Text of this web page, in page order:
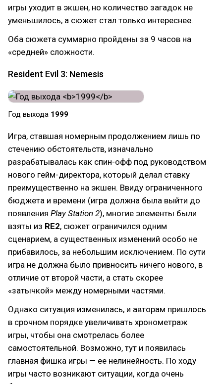
игры уходит в экшен, но количество загадок не
уменьшилось, а сюжет стал только интереснее.
Оба сюжета суммарно пройдены за 9 часов на
«средней» сложности.
Resident Evil 3: Nemesis
Год выхода 1999
Игра, ставшая номерным продолжением лишь по
стечению обстоятельств, изначально
разрабатывалась как спин-офф под руководством
нового гейм-директора, который делал ставку
преимущественно на экшен. Ввиду ограниченного
бюджета и времени (игра должна была выйти до
появления Play Station 2), многие элементы были
взяты из RE2, сюжет ограничился одним
сценарием, а существенных изменений особо не
прибавилось, за небольшим исключением. По сути
игра не должна было привносить ничего нового, в
отличие от второй части, а стать скорее
«затычкой» между номерными частями.
Однако ситуация изменилась, и авторам пришлось
в срочном порядке увеличивать хронометраж
игры, чтобы она смотрелась более
самостоятельной. Возможно, тут и появилась
главная фишка игры — ее нелинейность. По ходу
игры часто возникают ситуации, когда очень